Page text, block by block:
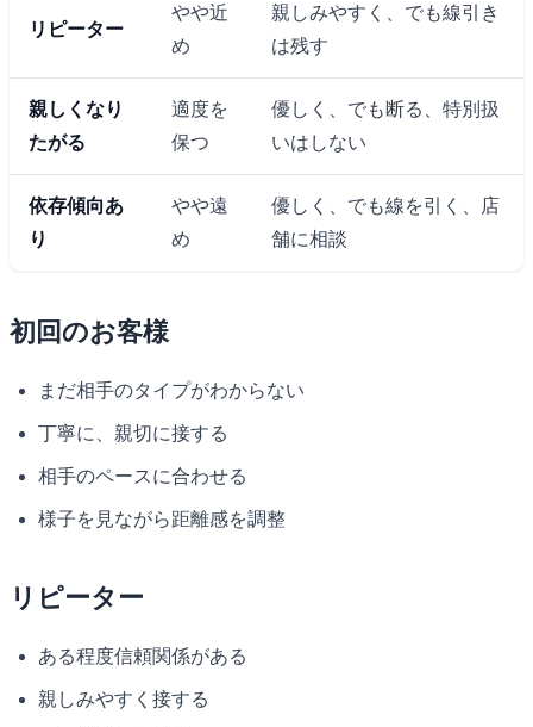
リピーター
やや近
め
親しみやすく、でも線引き
は残す
親しくなり
たがる
適度を
保つ
優しく、でも断る、特別扱
いはしない
依存傾向あ
り
やや遠
め
優しく、でも線を引く、店
舗に相談
初回のお客様
まだ相手のタイプがわからない
丁寧に、親切に接する
相手のペースに合わせる
様子を見ながら距離感を調整
リピーター
ある程度信頼関係がある
親しみやすく接する